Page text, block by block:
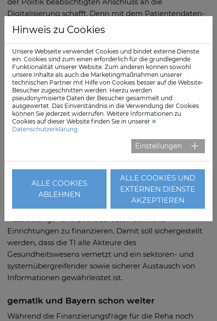
Digitalisierung schafft. Denn mit dem Patientendaten-
Schutz-Gesetz (PDSG) hatte die Bundesregierung im
und Vorsorgeeinrichtungen in die TI eingebunden
werden sollen, damit auch sie neue digitale Angebote
im Gesundheitswesen nutzen können. Dazu gehören
Patientenstammdaten und medizinische Daten
(Notfalldaten, Medikationsplan, Verordnungen) ebenso
wie Abrechnungsdaten und eine bessere
Kommunikation zwischen den Leistungserbringern,
etwa durch die elektronische Zustellung von
Entlassberichten und Überweisungen zu Fachärzten.
Zwar soll die Einbindung der Reha nach dem Willen
des Gesetzgebers schrittweise und zunächst freiwillig
erfolgen, dennoch ist der politische Auftrag eindeutig:
GKV und Rentenversicherung sollen einen
Telematikzuschlag vereinbaren, der ausreichend ist, um
Ausstattungs- und Betriebskosten der Reha-
Einrichtungen zu finanzieren. Damit soll sichergestellt
werden, dass die TI alle Akteure des
Gesundheitswesens vernetzt und ein sektoren- und
systemübergreifender sowie sicherer Austausch von
Informationen gewährleistet ist.
gematik und Bayern schon weiter
Während die Finanzierungsfrage für die Reha noch
Hinweis zu Cookies
Unsere Webseite verwendet Cookies und bindet externe Dienste
ein. Cookies sind zum einen erforderlich für die grundlegende
Funktionalität unserer Website. Zum anderen können sowohl
unsere Inhalte als auch die Marketingmaßnahmen unserer
technischen Partner mit Hilfe von Cookies besser auf die Website-
Besucher zugeschnitten werden. Hierzu werden
pseudonymisierte Daten der Besucher gesammelt und
ausgewertet. Das Einverständnis in die Verwendung der Cookies
können Sie jederzeit widerrufen. Weitere Informationen zu
Cookies auf dieser Website finden Sie in unserer
Datenschutzerklärung
Einstellungen
ALLE COOKIES
ABLEHNEN
ALLE COOKIES UND
EXTERNEN DIENSTE
AKZEPTIEREN